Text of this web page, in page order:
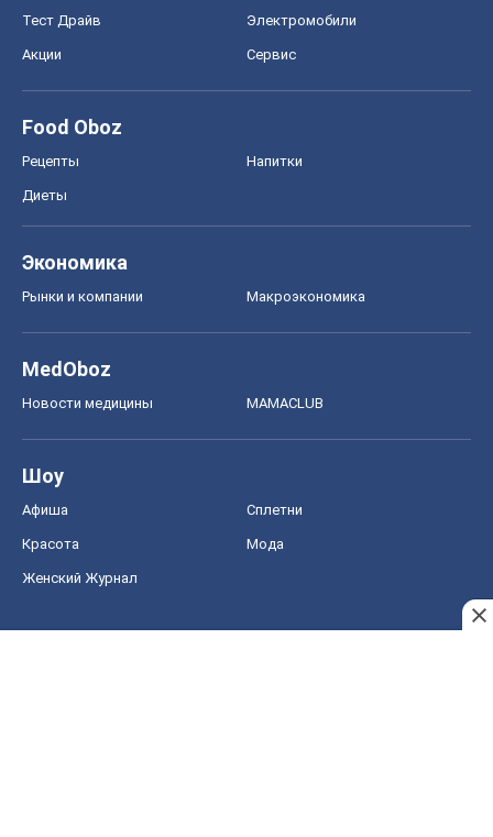
Тест Драйв Электромобили
Акции Сервис
Food Oboz
Рецепты Напитки
Диеты
Экономика
Рынки и компании Mакроэкономика
MedOboz
Новости медицины MAMACLUB
Шоу
Афиша Сплетни
Красота Мода
Женский Журнал